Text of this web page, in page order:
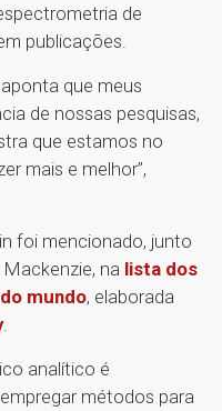
de
publicações.
que meus
de nossas pesquisas,
que estamos no
mais e melhor”,
foi mencionado, junto
na lista dos
mundo, elaborada
.
analítico é
métodos para